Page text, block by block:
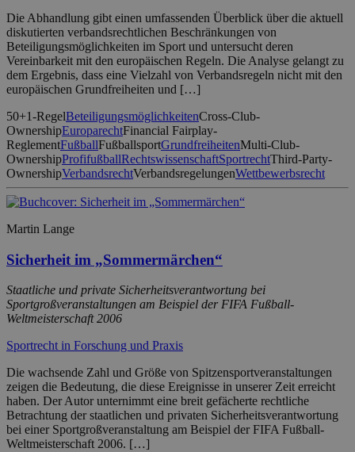
Die Abhandlung gibt einen umfassenden Überblick über die aktuell
diskutierten verbandsrechtlichen Beschränkungen von
Beteiligungsmöglichkeiten im Sport und untersucht deren
Vereinbarkeit mit den europäischen Regeln. Die Analyse gelangt zu
dem Ergebnis, dass eine Vielzahl von Verbandsregeln nicht mit den
europäischen Grundfreiheiten und […]
50+1-RegelBeteiligungsmöglichkeitenCross-Club-
OwnershipEuroparechtFinancial Fairplay-
ReglementFußballFußballsportGrundfreiheitenMulti-Club-
OwnershipProfifußballRechtswissenschaftSportrechtThird-Party-
OwnershipVerbandsrechtVerbandsregelungenWettbewerbsrecht
Martin Lange
Sicherheit im „Sommermärchen“
Staatliche und private Sicherheitsverantwortung bei
Sportgroßveranstaltungen am Beispiel der FIFA Fußball-
Weltmeisterschaft 2006
Sportrecht in Forschung und Praxis
Die wachsende Zahl und Größe von Spitzensportveranstaltungen
zeigen die Bedeutung, die diese Ereignisse in unserer Zeit erreicht
haben. Der Autor unternimmt eine breit gefächerte rechtliche
Betrachtung der staatlichen und privaten Sicherheitsverantwortung
bei einer Sportgroßveranstaltung am Beispiel der FIFA Fußball-
Weltmeisterschaft 2006. […]